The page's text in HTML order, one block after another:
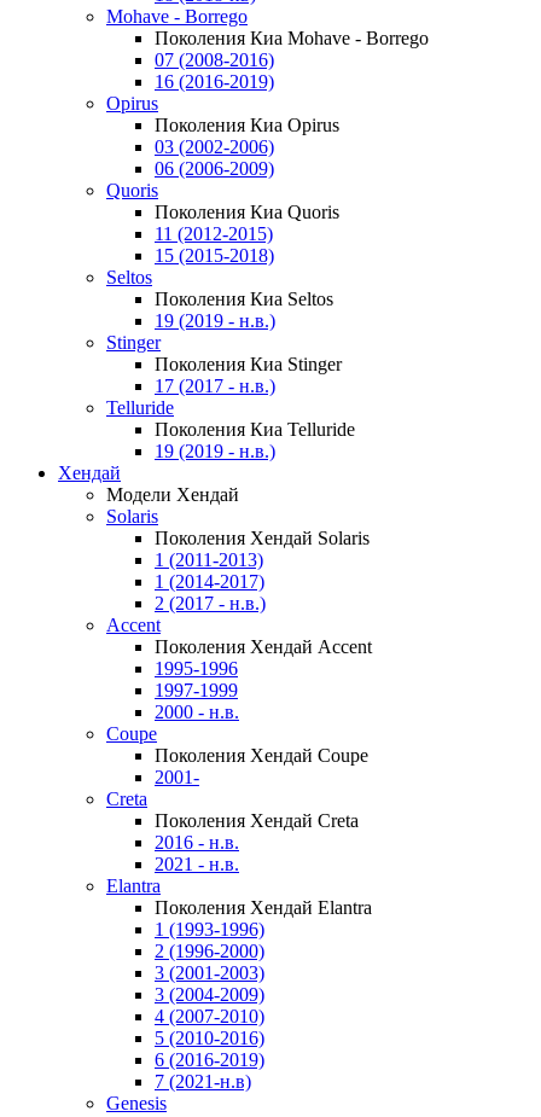
Mohave - Borrego
Поколения Киа Mohave - Borrego
07 (2008-2016)
16 (2016-2019)
Opirus
Поколения Киа Opirus
03 (2002-2006)
06 (2006-2009)
Quoris
Поколения Киа Quoris
11 (2012-2015)
15 (2015-2018)
Seltos
Поколения Киа Seltos
19 (2019 - н.в.)
Stinger
Поколения Киа Stinger
17 (2017 - н.в.)
Telluride
Поколения Киа Telluride
19 (2019 - н.в.)
Хендай
Модели Хендай
Solaris
Поколения Хендай Solaris
1 (2011-2013)
1 (2014-2017)
2 (2017 - н.в.)
Accent
Поколения Хендай Accent
1995-1996
1997-1999
2000 - н.в.
Coupe
Поколения Хендай Coupe
2001-
Creta
Поколения Хендай Creta
2016 - н.в.
2021 - н.в.
Elantra
Поколения Хендай Elantra
1 (1993-1996)
2 (1996-2000)
3 (2001-2003)
3 (2004-2009)
4 (2007-2010)
5 (2010-2016)
6 (2016-2019)
7 (2021-н.в)
Genesis